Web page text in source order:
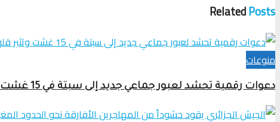
RelatedPosts
منوعات
دعوات رقمية تحشد لعبور جماعي جديد إلى سبتة في 15 غشت وتثير قلق السلطات